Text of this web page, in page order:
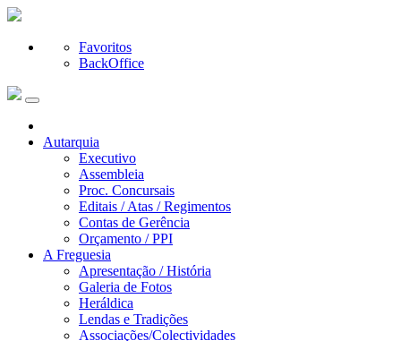
Favoritos
BackOffice
Autarquia
Executivo
Assembleia
Proc. Concursais
Editais / Atas / Regimentos
Contas de Gerência
Orçamento / PPI
A Freguesia
Apresentação / História
Galeria de Fotos
Heráldica
Lendas e Tradições
Associações/Colectividades